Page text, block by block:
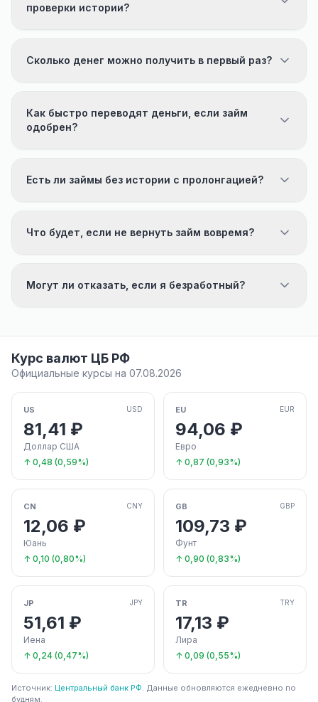
проверки истории?
Сколько денег можно получить в первый раз?
Как быстро переводят деньги, если займ
одобрен?
Есть ли займы без истории с пролонгацией?
Что будет, если не вернуть займ вовремя?
Могут ли отказать, если я безработный?
Курс валют ЦБ РФ
Официальные курсы на 07.08.2026
US USD
81,41 ₽
Доллар США
↑ 0,48 (0,59%)
EU EUR
94,06 ₽
Евро
↑ 0,87 (0,93%)
CN CNY
12,06 ₽
Юань
↑ 0,10 (0,80%)
GB GBP
109,73 ₽
Фунт
↑ 0,90 (0,83%)
JP JPY
51,61 ₽
Иена
↑ 0,24 (0,47%)
TR TRY
17,13 ₽
Лира
↑ 0,09 (0,55%)
Источник: Центральный банк РФ. Данные обновляются ежедневно по
будням.